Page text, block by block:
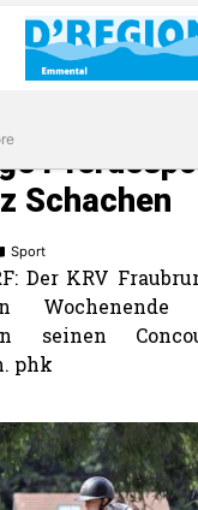
Schachen
Sport
Der KRV
seinen
phk